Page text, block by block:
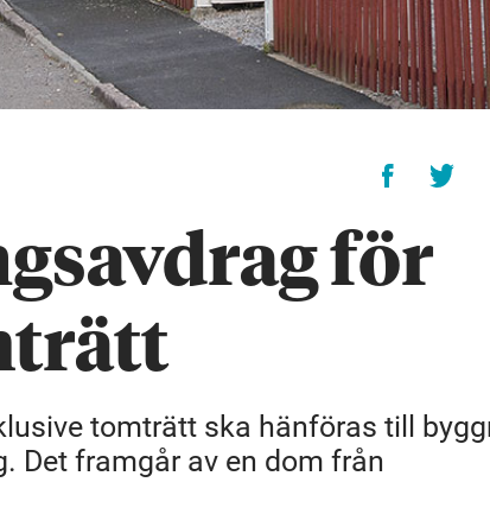
för
tomträtt ska hänföras till
Det framgår av en dom från